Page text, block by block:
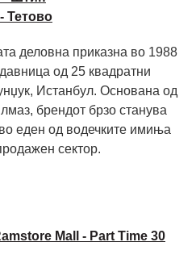
Тетово
деловна приказна во 1988
од 25 квадратни
Истанбул. Основана од
брендот брзо станува
еден од водечките имиња
сектор.
Mall - Part Time 30